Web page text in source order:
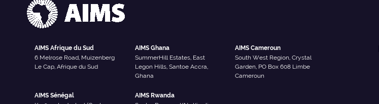
AIMS Afrique du Sud
6 Melrose Road, Muizenberg
Le Cap, Afrique du Sud
AIMS Ghana
SummerHill Estates, East
Legon Hills, Santoe Accra,
Ghana
AIMS Cameroun
South West Region, Crystal
Garden, PO Box 608 Limbe
Cameroun
AIMS Sénégal
AIMS Rwanda